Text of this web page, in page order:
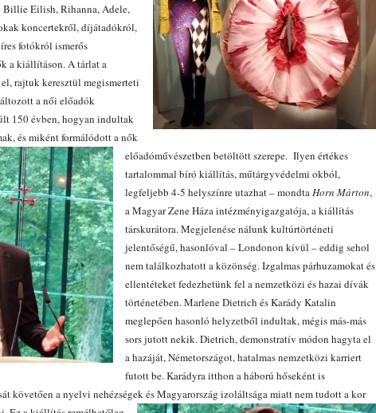
Eilish, Rihanna, Adele,
koncertekről, díjátadókról,
fotókról ismerős
a kiállításon. A tárlat a
rajtuk keresztül megismerteti
a női előadók
150 évben, hogyan indultak
és miként formálódott a nők
előadóművészetben betöltött szerepe. Ilyen értékes
tartalommal bíró kiállítás, műtárgyvédelmi okból,
legfeljebb 4-5 helyszínre utazhat – mondtaHorn Márton,
a Magyar Zene Háza intézményigazgatója, a kiállítás
társkurátora. Megjelenése nálunk kultúrtörténeti
jelentőségű, hasonlóval – Londonon kívül – eddig sehol
nem találkozhatott a közönség. Izgalmas párhuzamokat és
ellentéteket fedezhetünk fel a nemzetközi és hazai dívák
történetében. Marlene Dietrich és Karády Katalin
meglepően hasonló helyzetből indultak, mégis más-más
sors jutott nekik. Dietrich, demonstratív módon hagyta el
a hazáját, Németországot, hatalmas nemzetközi karriert
futott be. Karádyra itthon a háború hőseként is
követően a nyelvi nehézségek és Magyarország izoláltsága miatt nem tudott a kor